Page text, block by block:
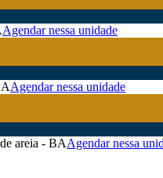
Agendar nessa unidade
Agendar nessa unidade
areia - BAAgendar nessa